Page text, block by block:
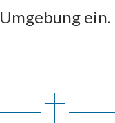
Umgebung ein.